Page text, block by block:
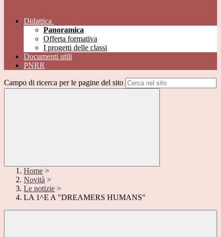
Didattica
Panoramica
Offerta formativa
I progetti delle classi
Documenti utili
PNRR
Campo di ricerca per le pagine del sito
Home >
Novità >
Le notizie >
LA 1^E A "DREAMERS HUMANS"